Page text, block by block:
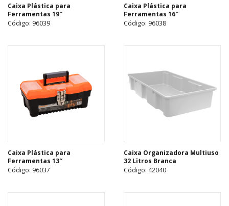
Caixa Plástica para
Ferramentas 19″
Código: 96039
Caixa Plástica para
Ferramentas 16″
Código: 96038
Caixa Plástica para
Ferramentas 13″
Código: 96037
Caixa Organizadora Multiuso
32 Litros Branca
Código: 42040